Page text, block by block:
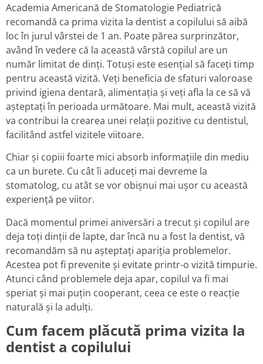
Academia Americană de Stomatologie Pediatrică
recomandă ca prima vizita la dentist a copilului să aibă
loc în jurul vârstei de 1 an. Poate părea surprinzător,
având în vedere că la această vârstă copilul are un
număr limitat de dinți. Totuși este esențial să faceți timp
pentru această vizită. Veți beneficia de sfaturi valoroase
privind igiena dentară, alimentația și veți afla la ce să vă
așteptați în perioada următoare. Mai mult, această vizită
va contribui la crearea unei relații pozitive cu dentistul,
facilitând astfel vizitele viitoare.
Chiar și copiii foarte mici absorb informațiile din mediu
ca un burete. Cu cât îi aduceți mai devreme la
stomatolog, cu atât se vor obișnui mai ușor cu această
experiență pe viitor.
Dacă momentul primei aniversări a trecut și copilul are
deja toți dinții de lapte, dar încă nu a fost la dentist, vă
recomandăm să nu așteptați apariția problemelor.
Acestea pot fi prevenite și evitate printr-o vizită timpurie.
Atunci când problemele deja apar, copilul va fi mai
speriat și mai puțin cooperant, ceea ce este o reacție
naturală și la adulți.
Cum facem plăcută prima vizita la
dentist a copilului